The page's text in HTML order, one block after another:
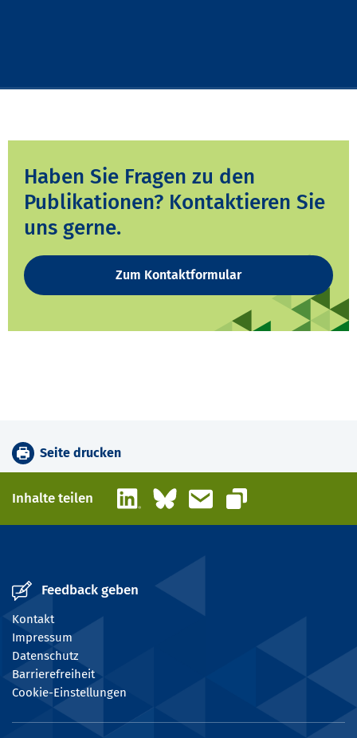
Haben Sie Fragen zu den
Publikationen? Kontaktieren Sie
uns gerne.
Zum Kontaktformular
Seite drucken
Inhalte teilen LinkedInBlueskyE-Mail
Link kopieren
Feedback geben
Kontakt
Impressum
Datenschutz
Barrierefreiheit
Cookie-Einstellungen